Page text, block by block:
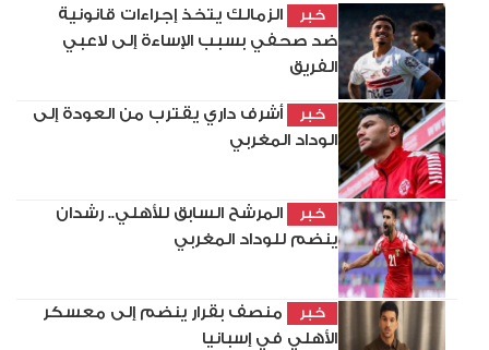
خبر
الزمالك يتخذ إجراءات قانونية
ضد صحفي بسبب الإساءة إلى لاعبي
الفريق
خبر
أشرف داري يقترب من العودة إلى
الوداد المغربي
خبر
المرشح السابق للأهلي.. رشدان
ينضم للوداد المغربي
خبر
منصف بقرار ينضم إلى معسكر
الأهلي في إسبانيا